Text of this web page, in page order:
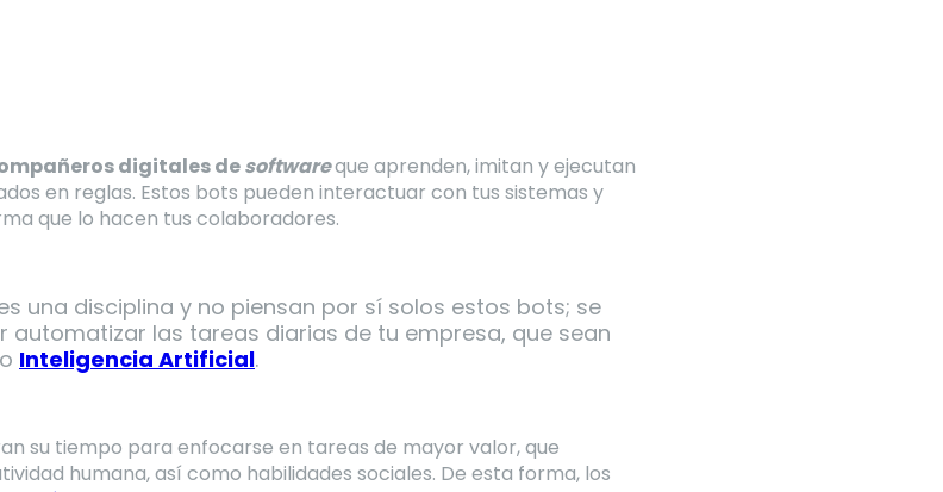
digitales desoftwareque aprenden, imitan y ejecutan
en reglas. Estos bots pueden interactuar con tus sistemas y
que lo hacen tus colaboradores.
una disciplina y no piensan por sí solos estos bots; se
las tareas diarias de tu empresa, que sean
Inteligencia Artificial.
su tiempo para enfocarse en tareas de mayor valor, que
humana, así como habilidades sociales. De esta forma, los